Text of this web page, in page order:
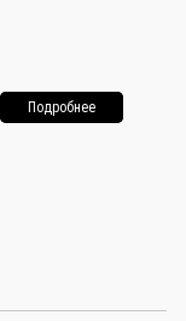
Подробнее